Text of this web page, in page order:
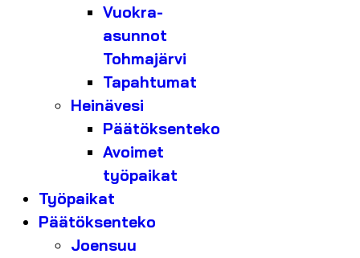
Vuokra-
asunnot
Tohmajärvi
Tapahtumat
Heinävesi
Päätöksenteko
Avoimet
työpaikat
Työpaikat
Päätöksenteko
Joensuu